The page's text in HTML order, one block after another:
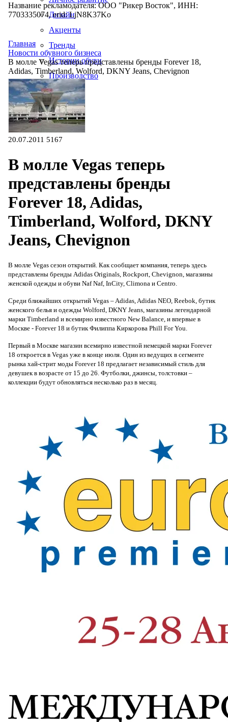
Дизайн
Акценты
Тренды
Истории обуви
Производство
Название рекламодателя: ООО "Рикер Восток", ИНН:
7703335074, erid: LjN8K37Ko
Главная
Новости обувного бизнеса
В молле Vegas теперь представлены бренды Forever 18,
Adidas, Timberland, Wolford, DKNY Jeans, Chevignon
20.07.2011 5167
В молле Vegas теперь
представлены бренды
Forever 18, Adidas,
Timberland, Wolford, DKNY
Jeans, Chevignon
В молле Vegas сезон открытий. Как сообщает компания, теперь здесь
представлены бренды Adidas Originals, Rockport, Chevignon, магазины
женской одежды и обуви Naf Naf, InCity, Climona и Centro.
Среди ближайших открытий Vegas – Adidas, Adidas NEO, Reebok, бутик
женского белья и одежды Wolford, DKNY Jeans, магазины легендарной
марки Timberland и всемирно известного New Balance, и впервые в
Москве - Forever 18 и бутик Филиппа Киркорова Phill For You.
Первый в Москве магазин всемирно известной немецкой марки Forever
18 откроется в Vegas уже в конце июля. Один из ведущих в сегменте
рынка хай-стрит моды Forever 18 предлагает независимый стиль для
девушек в возрасте от 15 до 26. Футболки, джинсы, толстовки –
коллекции будут обновляться несколько раз в месяц.